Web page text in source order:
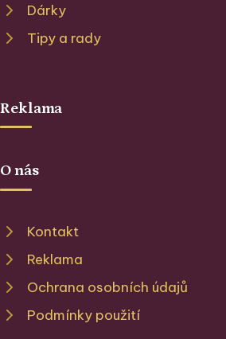
Dárky
Tipy a rady
Reklama
O nás
Kontakt
Reklama
Ochrana osobních údajů
Podmínky použití